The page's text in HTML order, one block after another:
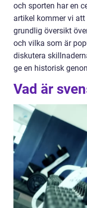
och sporten har en
artikel kommer vi
grundlig översikt
och vilka som är
diskutera
ge en historisk
Vad är